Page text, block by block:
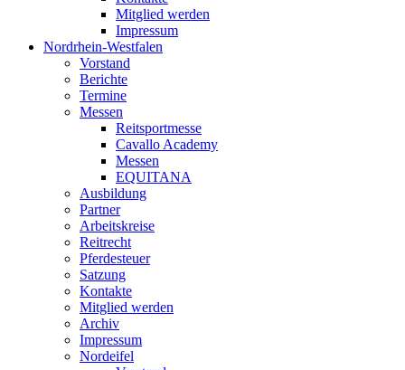
Mitglied werden
Impressum
Nordrhein-Westfalen
Vorstand
Berichte
Termine
Messen
Reitsportmesse
Cavallo Academy
Messen
EQUITANA
Ausbildung
Partner
Arbeitskreise
Reitrecht
Pferdesteuer
Satzung
Kontakte
Mitglied werden
Archiv
Impressum
Nordeifel